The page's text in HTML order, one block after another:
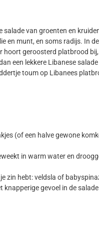
salade van groenten en
en munt, en soms radijs. In
hoort geroosterd platbrood
een lekkere Libanese
toum op Libanees
(of een halve gewone
in warm water en
zin hebt: veldsla of
gevoel in de